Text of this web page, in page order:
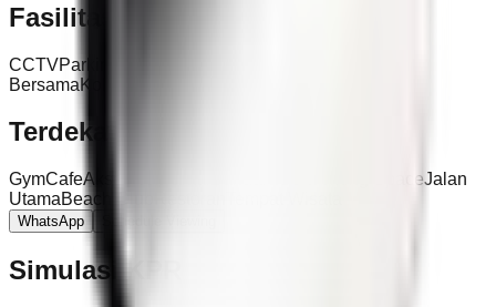
Fasilitas
CCTVParkir
Bersama Kolam Renang Pribadi
Terdekat
GymCafeAkses Tol Co-working SpaceJalan
UtamaBeach Club
WhatsApp
Simulasi KPR